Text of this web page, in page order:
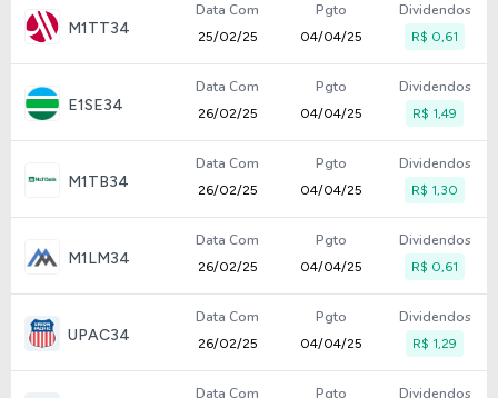
M1TT34
Data Com
25/02/25
Pgto
04/04/25
Dividendos
R$ 0,61
E1SE34
Data Com
26/02/25
Pgto
04/04/25
Dividendos
R$ 1,49
M1TB34
Data Com
26/02/25
Pgto
04/04/25
Dividendos
R$ 1,30
M1LM34
Data Com
26/02/25
Pgto
04/04/25
Dividendos
R$ 0,61
UPAC34
Data Com
26/02/25
Pgto
04/04/25
Dividendos
R$ 1,29
Data Com Pgto Dividendos